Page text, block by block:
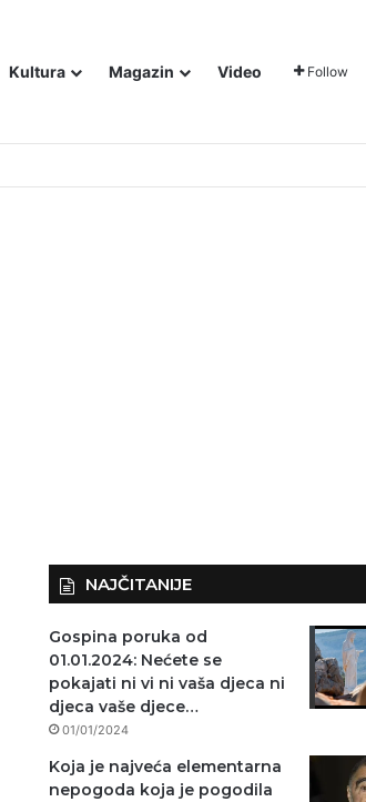
Kultura Magazin Video Follow
NAJČITANIJE
Gospina poruka od
01.01.2024: Nećete se
pokajati ni vi ni vaša djeca ni
djeca vaše djece…
01/01/2024
Koja je najveća elementarna
nepogoda koja je pogodila